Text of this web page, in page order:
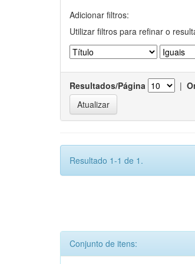
Adicionar filtros:
Utilizar filtros para refinar o
Resultados/Página |
Resultado 1-1 de 1.
Conjunto de itens: